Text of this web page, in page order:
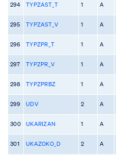
294 TYPZAST_T 1 A
295 TYPZAST_V 1 A
296 TYPZPR_T 1 A
297 TYPZPR_V 1 A
298 TYPZPRBZ 1 A
299 UDV 2 A
300 UKARIZAN 1 A
301 UKAZOKO_D 2 A